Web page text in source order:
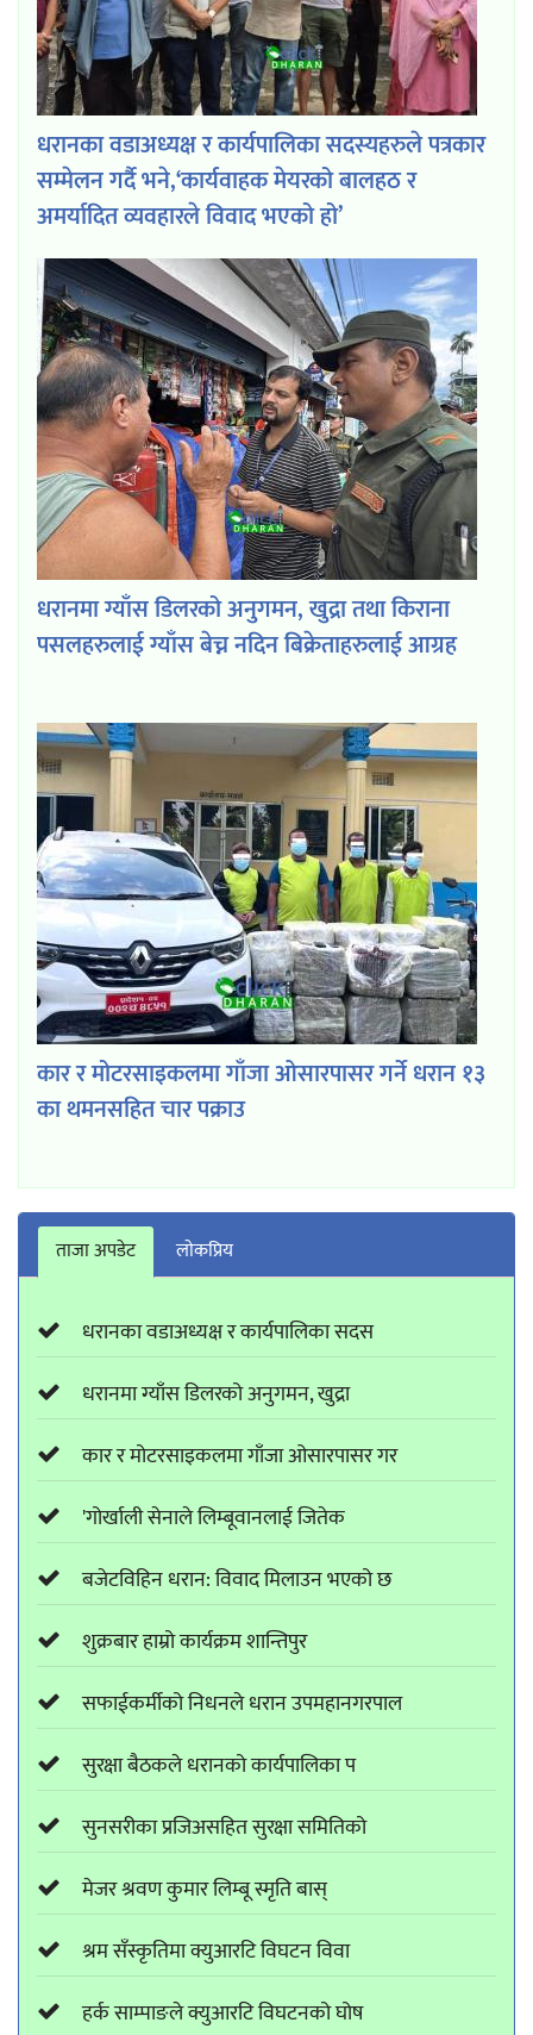
धरानका वडाअध्यक्ष र कार्यपालिका सदस्यहरुले पत्रकार
सम्मेलन गर्दै भने,‘कार्यवाहक मेयरको बालहठ र
अमर्यादित व्यवहारले विवाद भएको हो’
धरानमा ग्याँस डिलरको अनुगमन, खुद्रा तथा किराना
पसलहरुलाई ग्याँस बेच्न नदिन बिक्रेताहरुलाई आग्रह
कार र मोटरसाइकलमा गाँजा ओसारपासर गर्ने धरान १३
का थमनसहित चार पक्राउ
ताजा अपडेट लाेकप्रिय
धरानका वडाअध्यक्ष र कार्यपालिका सदस
धरानमा ग्याँस डिलरको अनुगमन, खुद्रा
कार र मोटरसाइकलमा गाँजा ओसारपासर गर
'गोर्खाली सेनाले लिम्बूवानलाई जितेक
बजेटविहिन धरान: विवाद मिलाउन भएको छ
शुक्रबार हाम्रो कार्यक्रम शान्तिपुर
सफाईकर्मीको निधनले धरान उपमहानगरपाल
सुरक्षा बैठकले धरानको कार्यपालिका प
सुनसरीका प्रजिअसहित सुरक्षा समितिको
मेजर श्रवण कुमार लिम्बू स्मृति बास्
श्रम सँस्कृतिमा क्युआरटि विघटन विवा
हर्क साम्पाङले क्युआरटि विघटनको घोष